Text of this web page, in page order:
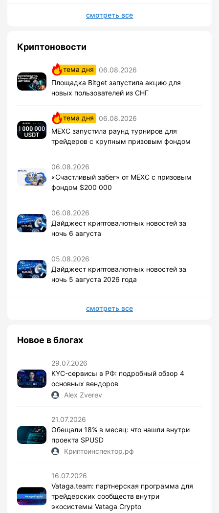
смотреть все
Криптоновости
тема дня
06.08.2026
Площадка Bitget запустила акцию для
новых пользователей из СНГ
тема дня
06.08.2026
MEXC запустила раунд турниров для
трейдеров с крупным призовым фондом
06.08.2026
«Счастливый забег» от MEXC с призовым
фондом $200 000
06.08.2026
Дайджест криптовалютных новостей за
ночь 6 августа
05.08.2026
Дайджест криптовалютных новостей за
ночь 5 августа 2026 года
смотреть все
Новое в блогах
29.07.2026
KYC-сервисы в РФ: подробный обзор 4
основных вендоров
Alex Zverev
21.07.2026
Обещали 18% в месяц: что нашли внутри
проекта SPUSD
Криптоинспектор.рф
16.07.2026
Vataga.team: партнерская программа для
трейдерских сообществ внутри
экосистемы Vataga Crypto